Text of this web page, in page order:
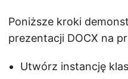
Poniższe kroki
prezentacji DOCX na
Utwórz instancję